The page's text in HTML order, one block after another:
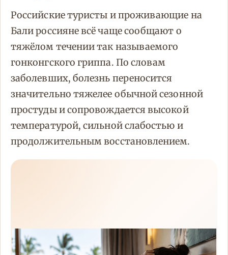
Российские туристы и проживающие на
Бали россияне всё чаще сообщают о
тяжёлом течении так называемого
гонконгского гриппа. По словам
заболевших, болезнь переносится
значительно тяжелее обычной сезонной
простуды и сопровождается высокой
температурой, сильной слабостью и
продолжительным восстановлением.